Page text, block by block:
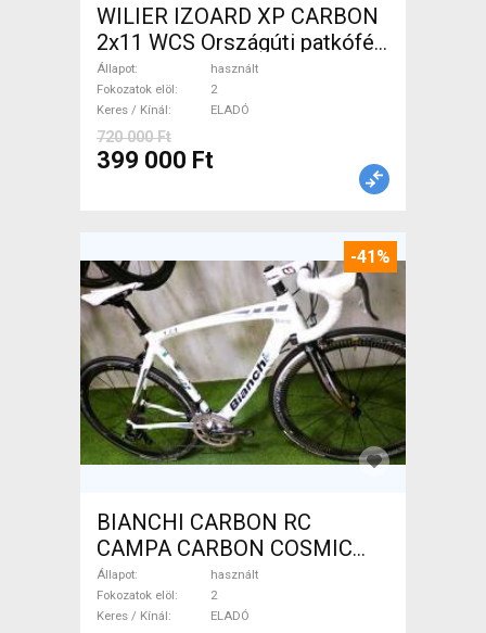
WILIER IZOARD XP CARBON
2x11 WCS Országúti patkófék
használt ELADÓ
Állapot
használt
Fokozatok elöl
2
Keres / Kínál
ELADÓ
720 000 Ft
399 000 Ft
-41%
BIANCHI CARBON RC
CAMPA CARBON COSMIC
Országúti használt ELADÓ
Állapot
használt
Fokozatok elöl
2
Keres / Kínál
ELADÓ